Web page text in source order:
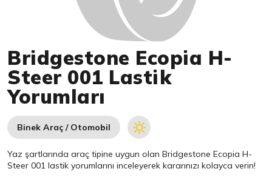
Bridgestone Ecopia H-
Steer 001 Lastik
Yorumları
Binek Araç / Otomobil
Yaz şartlarında araç tipine uygun olanBridgestone Ecopia H-
Steer 001 lastik yorumlarını inceleyerek kararınızı kolayca verin!